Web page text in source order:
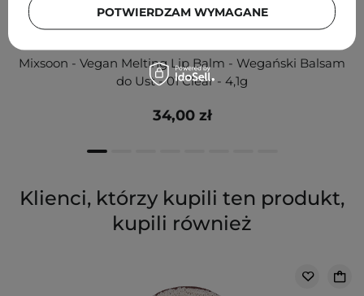
Mixsoon - Vegan Melting Lip Balm - Wegański Balsam
do Ust - 01 Clear - 4,1g
34,00 zł
Klienci, którzy kupili ten produkt,
kupili również
POTWIERDZAM WYMAGANE